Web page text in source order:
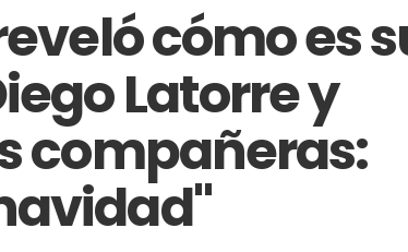
cómo es
Latorre y
compañeras: